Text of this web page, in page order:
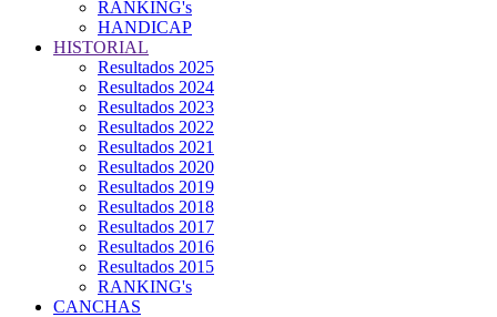
RANKING's
HANDICAP
HISTORIAL
Resultados 2025
Resultados 2024
Resultados 2023
Resultados 2022
Resultados 2021
Resultados 2020
Resultados 2019
Resultados 2018
Resultados 2017
Resultados 2016
Resultados 2015
RANKING's
CANCHAS